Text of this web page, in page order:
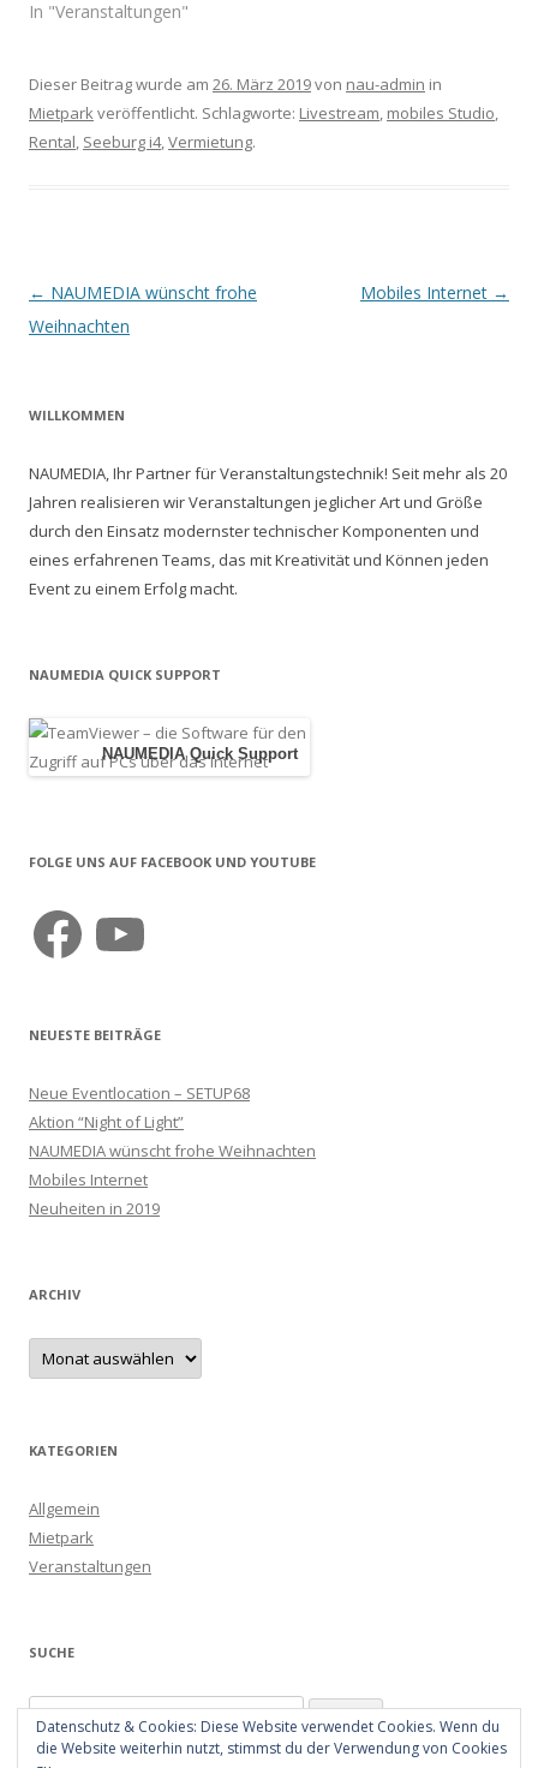
In "Veranstaltungen"
Dieser Beitrag wurde am 26. März 2019von nau-admin in
Mietparkveröffentlicht. Schlagworte: Livestream, mobiles Studio,
Rental, Seeburg i4,Vermietung.
B
e
r
g
s
-
N
g
a
o
← NAUMEDIA wünscht frohe
Weihnachten
Mobiles Internet →
WILLKOMMEN
NAUMEDIA, Ihr Partner für Veranstaltungstechnik! Seit mehr als 20
Jahren realisieren wir Veranstaltungen jeglicher Art und Größe
durch den Einsatz modernster technischer Komponenten und
eines erfahrenen Teams, das mit Kreativität und Können jeden
Event zu einem Erfolg macht.
NAUMEDIA QUICK SUPPORT
NAUMEDIA Quick Support
FOLGE UNS AUF FACEBOOK UND YOUTUBE
FacebookYouTube
NEUESTE BEITRÄGE
Neue Eventlocation – SETUP68
Aktion “Night of Light”
NAUMEDIA wünscht frohe Weihnachten
Mobiles Internet
Neuheiten in 2019
ARCHIV
Archiv
KATEGORIEN
Allgemein
Mietpark
Veranstaltungen
SUCHE
Suchen
nach:
Datenschutz & Cookies: Diese Website verwendet Cookies. Wenn du
die Website weiterhin nutzt, stimmst du der Verwendung von Cookies